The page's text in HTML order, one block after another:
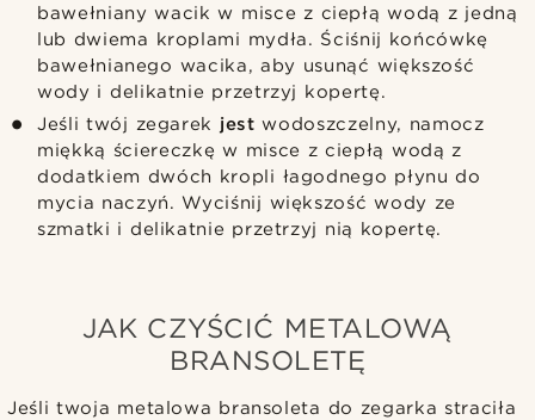
bawełniany wacik w misce z ciepłą wodą z jedną
lub dwiema kroplami mydła. Ściśnij końcówkę
bawełnianego wacika, aby usunąć większość
wody i delikatnie przetrzyj kopertę.
Jeśli twój zegarek jest wodoszczelny, namocz
miękką ściereczkę w misce z ciepłą wodą z
dodatkiem dwóch kropli łagodnego płynu do
mycia naczyń. Wyciśnij większość wody ze
szmatki i delikatnie przetrzyj nią kopertę.
JAK CZYŚCIĆ METALOWĄ
BRANSOLETĘ
Jeśli twoja metalowa bransoleta do zegarka straciła